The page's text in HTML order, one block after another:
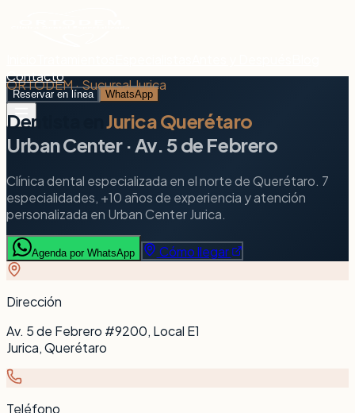
Contacto
Reservar en línea WhatsApp
ORTODEM · Sucursal Jurica
Dentista en
Jurica Querétaro
Urban Center · Av. 5 de Febrero
Clínica dental especializada en el norte de Querétaro. 7
especialidades, +10 años de experiencia y atención
personalizada en Urban Center Jurica.
Agenda por WhatsApp Cómo llegar
Dirección
Av. 5 de Febrero #9200, Local E1
Jurica, Querétaro
Teléfono